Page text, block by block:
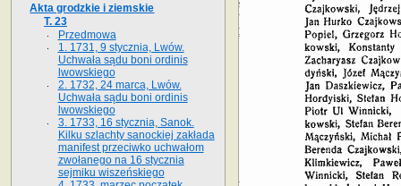
Akta grodzkie i ziemskie
T. 23
Przedmowa
1. 1731, 9 stycznia, Lwów.
Uchwała sądu boni ordinis
lwowskiego
2. 1732, 24 marca, Lwów.
Uchwała sądu boni ordinis
lwowskiego
3. 1733, 16 stycznia, Sanok.
Kilku szlachty sanockiej zakłada
manifest przeciwko uchwałom
zwołanego na 16 stycz­nia
sejmiku wiszeńskiego